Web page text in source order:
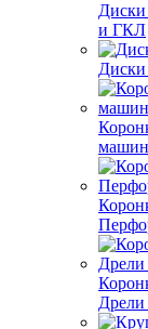
и ГКЛ
машин